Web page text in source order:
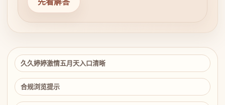
久久婷婷激情五月天入口清晰
合规浏览提示